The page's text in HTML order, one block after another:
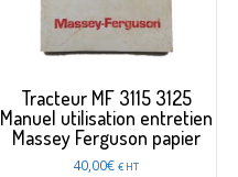
Tracteur MF 3115 3125
Manuel utilisation entretien
Massey Ferguson papier
40,00€ € HT